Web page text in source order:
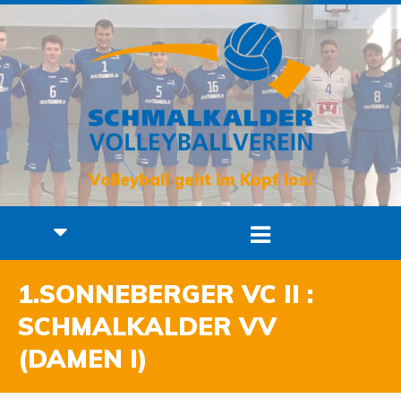
Volleyball geht im Kopf los!
1.SONNEBERGER VC II :
SCHMALKALDER VV
(DAMEN I)